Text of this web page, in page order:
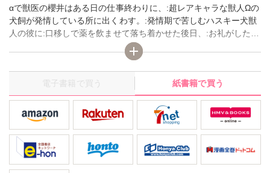
αで獣医の櫻井はある日の仕事終わりに、:超レアキャラな獣人Ωの
犬飼が発情している所に出くわす。:発情期で苦しむハスキー犬獣
人の彼に:口移しで薬を飲ませて落ち着かせた後日、:お礼がしたい
と犬飼が病院までやってきた。:強面で不良っぽい見た目に反して
意外と律儀な犬飼。:合法的に犬に触りたくて獣医になった櫻井は
思わず、:「耳をっモフらせてくれないかっ」とお願いする。:する
と、モフるだけのつもりだったのに――…:尻尾を振って敏感に反
応する犬飼に、:変態αの本能が刺激されて……暴走してしまい!!?
電子書籍で買う 紙書籍で買う